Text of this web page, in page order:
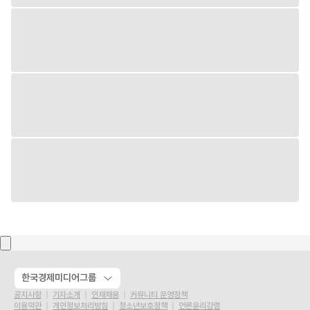
한국경제미디어그룹
공지사항 기자소개 인재채용
커뮤니티 운영정책
이용약관
개인정보처리방침 청소년보호정책 언론윤리강령